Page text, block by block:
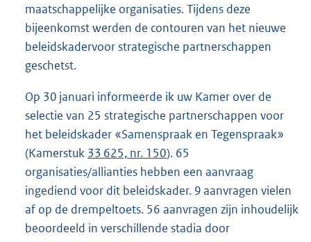
maatschappelijke organisaties. Tijdens deze
bijeenkomst werden de contouren van het nieuwe
beleidskadervoor strategische partnerschappen
geschetst.
Op 30 januari informeerde ik uw Kamer over de
selectie van 25 strategische partnerschappen voor
het beleidskader «Samenspraak en Tegenspraak»
(Kamerstuk 33 625, nr. 150). 65
organisaties/allianties hebben een aanvraag
ingediend voor dit beleidskader. 9 aanvragen vielen
af op de drempeltoets. 56 aanvragen zijn inhoudelijk
beoordeeld in verschillende stadia door